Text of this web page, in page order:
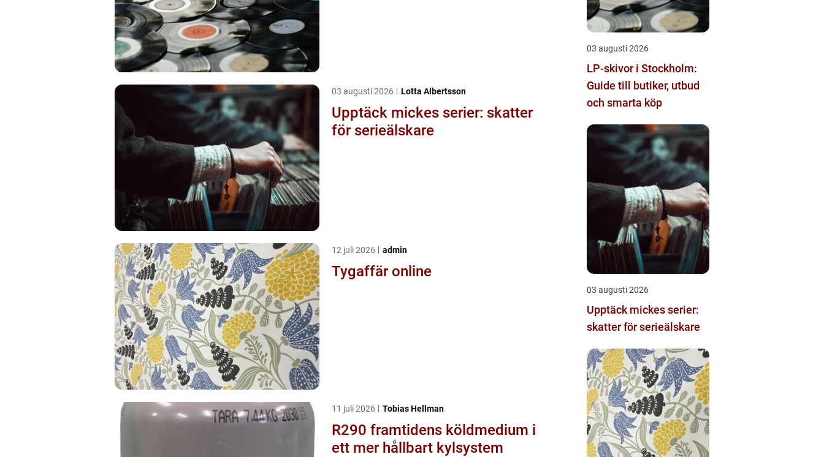
03 augusti 2026 Lotta Albertsson
Upptäck mickes serier: skatter
för serieälskare
12 juli 2026 admin
Tygaffär online
11 juli 2026 Tobias Hellman
R290 framtidens köldmedium i
ett mer hållbart kylsystem
03 augusti 2026
LP-skivor i Stockholm:
Guide till butiker, utbud
och smarta köp
03 augusti 2026
Upptäck mickes serier:
skatter för serieälskare